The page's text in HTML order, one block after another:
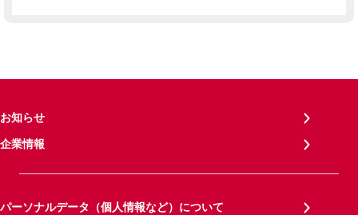
お知らせ
企業情報
パーソナルデータ（個人情報など）について